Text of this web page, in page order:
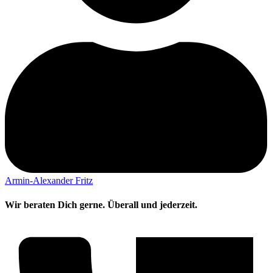
Armin-Alexander Fritz
Wir beraten Dich gerne. Überall und jederzeit.